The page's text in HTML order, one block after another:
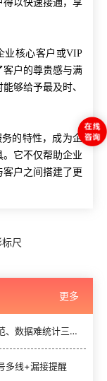
得以快速接通，享
业核心客户或VIP
客户的尊贵感与满
够给予最及时、
的特性，成为企
它不仅帮助企业
户之间搭建了更
尺
更多
难统计三大难题？
多线+漏接提醒